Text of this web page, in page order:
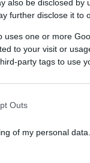
also be disclosed by
further disclose it to
uses one or more
to your visit or
party tags to use
Outs
of my personal data.